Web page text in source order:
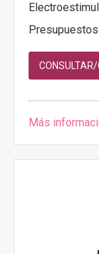
Más